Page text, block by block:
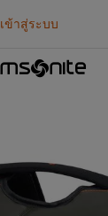
เข้าสู่ระบบ